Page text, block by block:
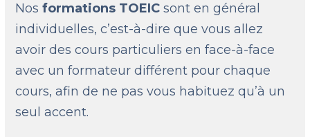
Nosformations TOEICsont en général
individuelles, c’est-à-dire que vous allez
avoir des cours particuliers en face-à-face
avec un formateur différent pour chaque
cours, afin de ne pas vous habituez qu’à un
seul accent.